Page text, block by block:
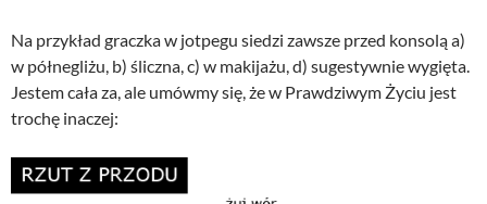
Na przykład graczka w jotpegu siedzi zawsze przed konsolą a)
w półnegliżu, b) śliczna, c) w makijażu, d) sugestywnie wygięta.
Jestem cała za, ale umówmy się, że w Prawdziwym Życiu jest
trochę inaczej: